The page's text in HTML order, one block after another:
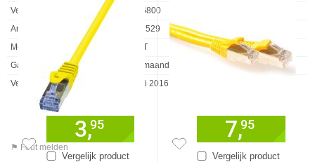
Vendorcode
FB6800
Artikelnr
147529
Merk
ACT
Garantie
60 maanden
Verkrijgbaar sinds
Juni 2016
⚑ Fout melden
Vergelijk product
3,95
Vergelijk product
7,95